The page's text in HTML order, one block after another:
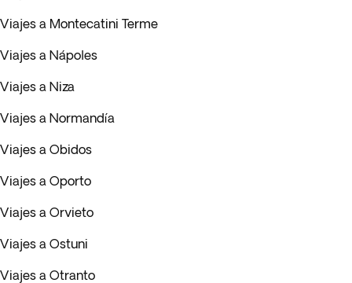
Viajes a Montecatini Terme
Viajes a Nápoles
Viajes a Niza
Viajes a Normandía
Viajes a Obidos
Viajes a Oporto
Viajes a Orvieto
Viajes a Ostuni
Viajes a Otranto